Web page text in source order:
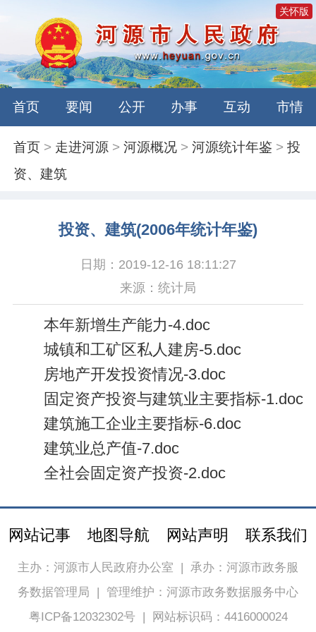
关怀版
首页 要闻 公开 办事 互动 市情
首页 > 走进河源 >河源概况 >河源统计年鉴 >投
资、建筑
投资、建筑(2006年统计年鉴)
日期：2019-12-16 18:11:27
来源：统计局
本年新增生产能力-4.doc
城镇和工矿区私人建房-5.doc
房地产开发投资情况-3.doc
固定资产投资与建筑业主要指标-1.doc
建筑施工企业主要指标-6.doc
建筑业总产值-7.doc
全社会固定资产投资-2.doc
网站记事 地图导航 网站声明 联系我们
主办：河源市人民政府办公室 | 承办：河源市政务服
务数据管理局 | 管理维护：河源市政务数据服务中心
粤ICP备12032302号| 网站标识码：4416000024